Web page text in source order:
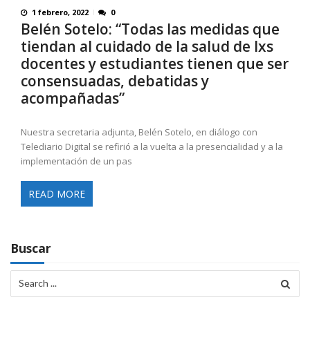
1 febrero, 2022 0
Belén Sotelo: “Todas las medidas que
tiendan al cuidado de la salud de lxs
docentes y estudiantes tienen que ser
consensuadas, debatidas y
acompañadas”
Nuestra secretaria adjunta, Belén Sotelo, en diálogo con
Telediario Digital se refirió a la vuelta a la presencialidad y a la
implementación de un pas
READ MORE
Buscar
for: